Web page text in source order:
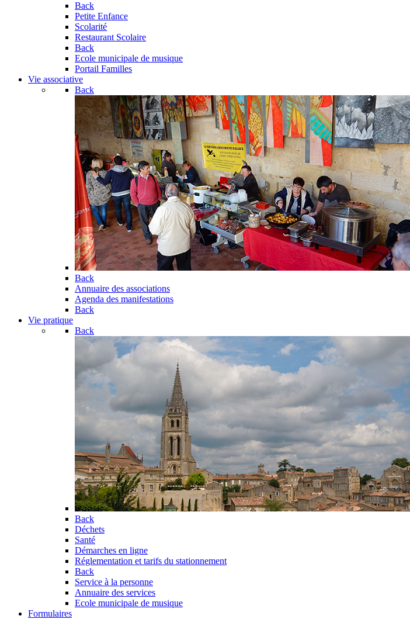
Back
Petite Enfance
Scolarité
Restaurant Scolaire
Back
Ecole municipale de musique
Portail Familles
Vie associative
Back
Back
Annuaire des associations
Agenda des manifestations
Back
Vie pratique
Back
Back
Déchets
Santé
Démarches en ligne
Réglementation et tarifs du stationnement
Back
Service à la personne
Annuaire des services
Ecole municipale de musique
Formulaires